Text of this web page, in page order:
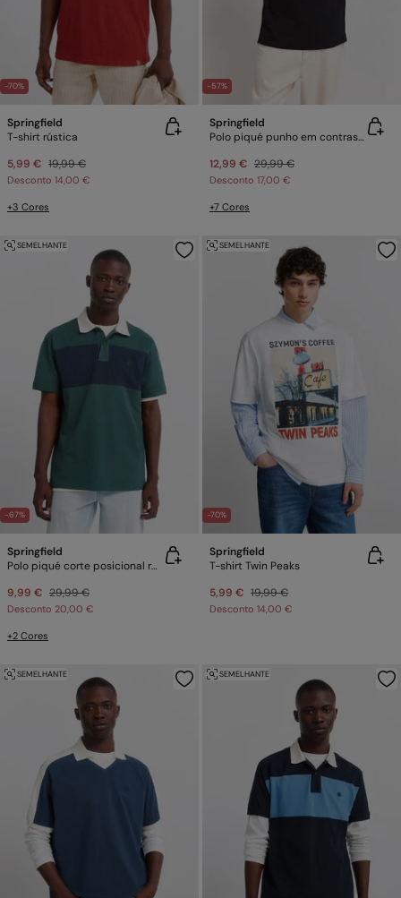
-70%
Springfield
T-shirt rústica
5,99 € 19,99 €
Desconto 14,00 €
+3 Cores
-57%
Springfield
Polo piqué punho em contraste slim fit
12,99 € 29,99 €
Desconto 17,00 €
+7 Cores
-67%
SEMELHANTE
Springfield
Polo piqué corte posicional regular fit
9,99 € 29,99 €
Desconto 20,00 €
+2 Cores
-70%
SEMELHANTE
Springfield
T-shirt Twin Peaks
5,99 € 19,99 €
Desconto 14,00 €
SEMELHANTE SEMELHANTE